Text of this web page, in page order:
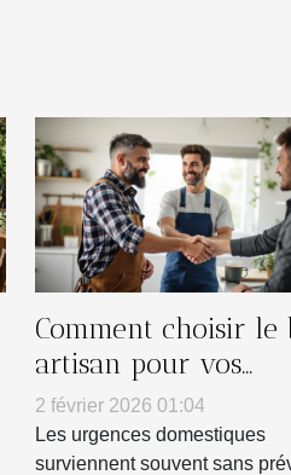
Comment choisir le
artisan pour vos
urgences
2 février 2026 01:04
Les urgences domestiques
surviennent souvent sans